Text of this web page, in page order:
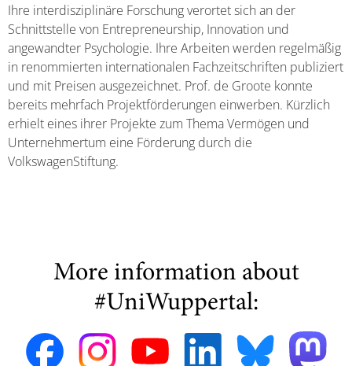
Ihre interdisziplinäre Forschung verortet sich an der
Schnittstelle von Entrepreneurship, Innovation und
angewandter Psychologie. Ihre Arbeiten werden regelmäßig
in renommierten internationalen Fachzeitschriften publiziert
und mit Preisen ausgezeichnet. Prof. de Groote konnte
bereits mehrfach Projektförderungen einwerben. Kürzlich
erhielt eines ihrer Projekte zum Thema Vermögen und
Unternehmertum eine Förderung durch die
VolkswagenStiftung.
More information about
#UniWuppertal: